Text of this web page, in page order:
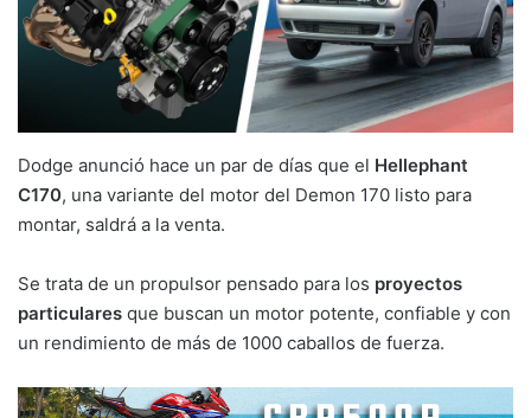
Dodge anunció hace un par de días que el Hellephant
C170, una variante del motor del Demon 170 listo para
montar, saldrá a la venta.
Se trata de un propulsor pensado para los proyectos
particulares que buscan un motor potente, confiable y con
un rendimiento de más de 1000 caballos de fuerza.